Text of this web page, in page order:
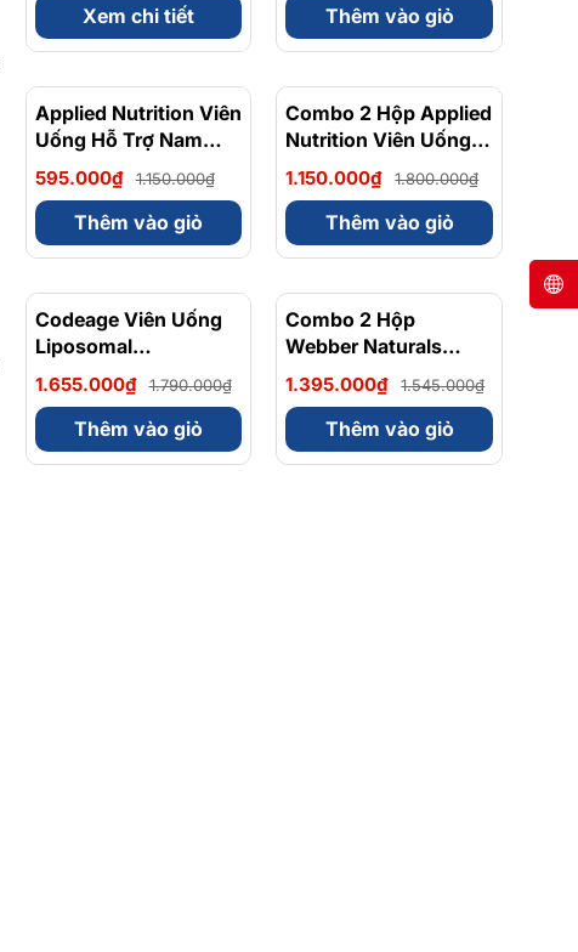
Chính Ngạch Canada,
Xuất VAT
Xem chi tiết
Hệ Tiêu Hóa
Magnesium
Hộp 120 Viên
Thêm vào giỏ
- 48%
Applied Nutrition Viên
Uống Hỗ Trợ Nam
Giới 120 viên - Chính
Ngạch Anh Quốc, Bán
Chạy
595.000₫ 1.150.000₫
Thêm vào giỏ
- 36%
Combo 2 Hộp Applied
Nutrition Viên Uống
Hỗ Trợ Nam Giới 120
viên
1.150.000₫ 1.800.000₫
Thêm vào giỏ
- 8%
Codeage Viên Uống
Liposomal
Magnesium Magie
Glycinate Hữu Cơ
240 Viên - Chính
Ngạch Mỹ, Xuất VAT
1.655.000₫ 1.790.000₫
Thêm vào giỏ
Combo 2 Hộp
Webber Naturals
Omega 3 900mg
EPA/DHA Và
Magnesium
Bisglycinate 200mg
1.395.000₫ 1.545.000₫
Thêm vào giỏ